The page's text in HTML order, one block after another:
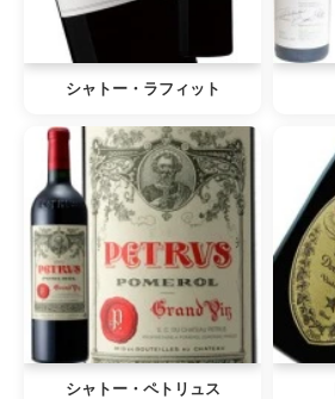
シャトー・ラフィット
シャトー・ペトリュス